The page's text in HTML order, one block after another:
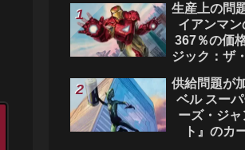
生産上の問
イアンマ
367％の価
ジック：ザ
供給問題が
ベル スー
ーズ・ジ
ト』のカ